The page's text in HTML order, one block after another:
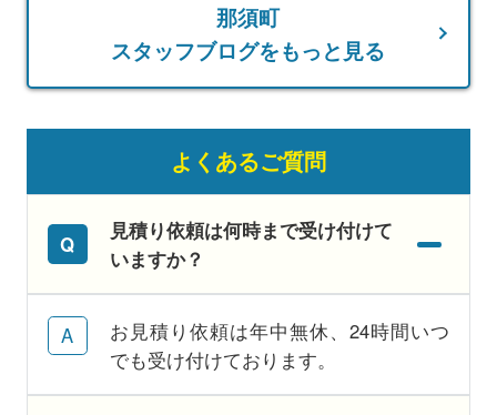
那須町
スタッフブログをもっと見る
よくあるご質問
見積り依頼は何時まで受け付けて
いますか？
お見積り依頼は年中無休、24時間いつ
でも受け付けております。